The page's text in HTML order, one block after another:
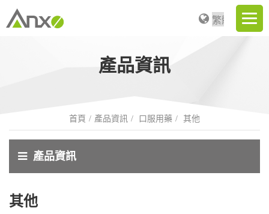
產品資訊
首頁 產品資訊 口服用藥 其他
產品資訊
其他